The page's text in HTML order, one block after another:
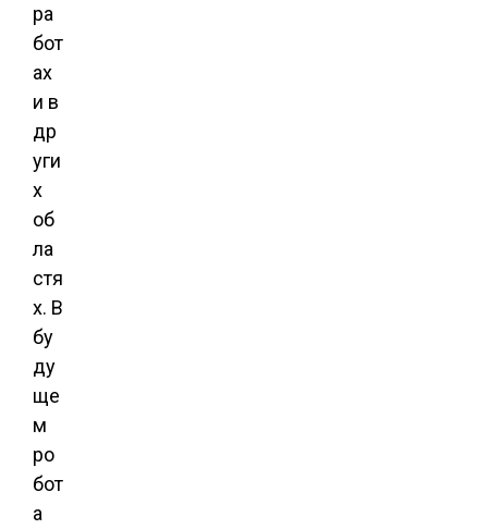
ра
бот
ах
и в
др
уги
х
об
ла
стя
х. В
бу
ду
ще
м
ро
бот
а